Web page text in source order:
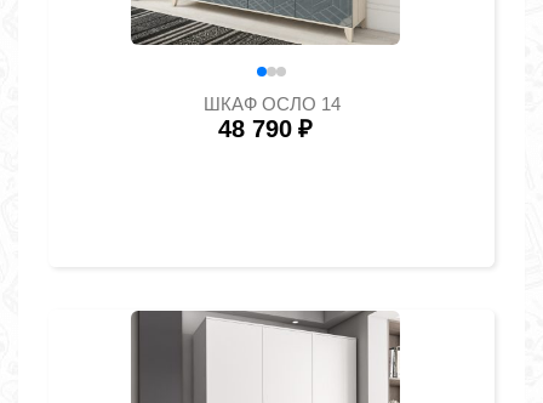
ШКАФ ОСЛО 14
48 790 ₽